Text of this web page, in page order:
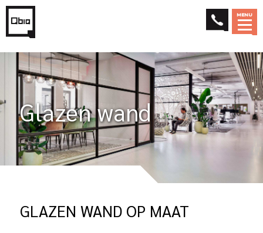
MENU
Glazen wand
GLAZEN WAND OP MAAT